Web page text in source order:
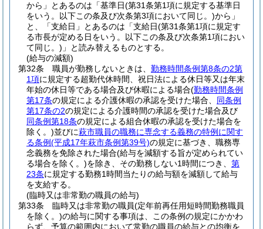
から」とあるのは「基準日(第31条第1項に規定する基準日
をいう。以下この条及び次条第3項において同じ。)から」
と、「支給日」とあるのは「支給日(第31条第1項に規定す
る市長が定める日をいう。以下この条及び次条第1項におい
て同じ。) 」と読み替えるものとする。
(給与の減額)
第32条
職員が勤務しないときは、 勤務時間条例第8条の2第
1項に規定する超勤代休時間、祝日法による休日等又は年末
年始の休日等である場合及び休暇による場合(勤務時間条例
第17条の規定による介護休暇の承認を受けた場合、 同条例
第17条の2の規定による介護時間の承認を受けた場合及び
同条例第18条の規定による組合休暇の承認を受けた場合を
除く。)並びに萩市職員の職務に専念する義務の特例に関す
る条例(平成17年萩市条例第39号)の規定に基づき、職務専
念義務を免除された場合(給与を減額する旨が定められてい
る場合を除く。)を除き、その勤務しない1時間につき、 第
23条に規定する勤務1時間当たりの給与額を減額して給与
を支給する。
(臨時又は非常勤の職員の給与)
第33条
臨時又は非常勤の職員(定年前再任用短時間勤務職員
を除く。)の給与に関する事項は、この条例の規定にかかわ
らず、予算の範囲内において常勤の職員の給与との均衡を